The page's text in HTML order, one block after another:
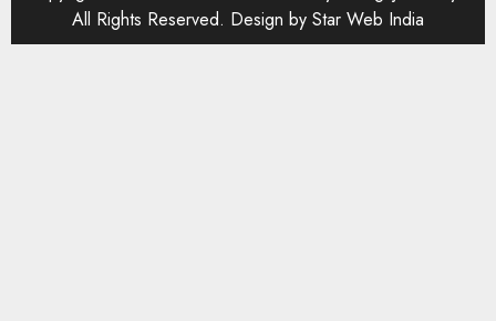
All Rights Reserved. Design by Star Web India